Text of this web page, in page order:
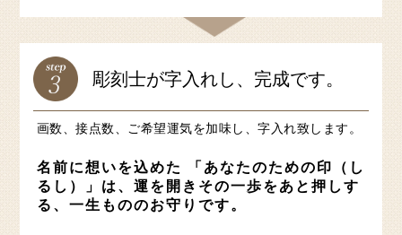
彫刻士が字入れし、完成です。
画数、接点数、ご希望運気を加味し、字入れ致します。
名前に想いを込めた 「あなたのための印（し
るし）」は、 運を開きその一歩をあと押しす
る、一生もののお守りです。